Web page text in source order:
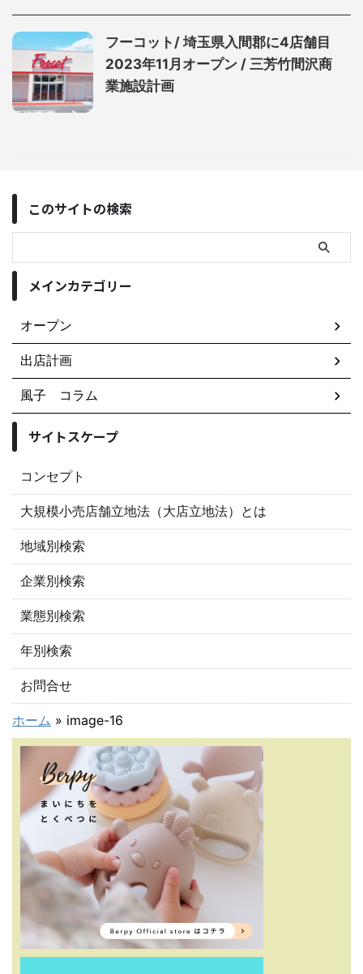
フーコット/ 埼玉県入間郡に4店舗目
2023年11月オープン / 三芳竹間沢商
業施設計画
このサイトの検索
メインカテゴリー
オープン
出店計画
風子 コラム
サイトスケープ
コンセプト
大規模小売店舗立地法（大店立地法）とは
地域別検索
企業別検索
業態別検索
年別検索
お問合せ
ホーム » image-16